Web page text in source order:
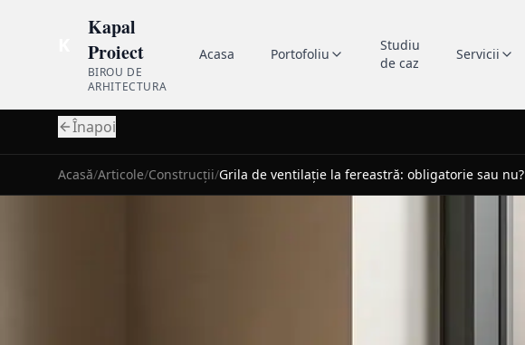
Kapal
Proiect
BIROU DE
ARHITECTURA
Acasa Portofoliu
Studiu
de caz
Servicii
Înapoi
Acasă/Articole/Construcții/Grila de ventilație la fereastră: obligatorie sau nu?